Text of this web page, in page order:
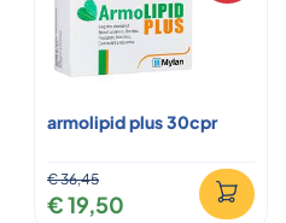
armolipid plus 30cpr
€ 36,45
€ 19,50